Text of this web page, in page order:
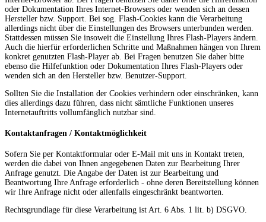
oder Dokumentation Ihres Internet-Browsers oder wenden sich an dessen
Hersteller bzw. Support. Bei sog. Flash-Cookies kann die Verarbeitung
allerdings nicht über die Einstellungen des Browsers unterbunden werden.
Stattdessen müssen Sie insoweit die Einstellung Ihres Flash-Players ändern.
Auch die hierfür erforderlichen Schritte und Maßnahmen hängen von Ihrem
konkret genutzten Flash-Player ab. Bei Fragen benutzen Sie daher bitte
ebenso die Hilfefunktion oder Dokumentation Ihres Flash-Players oder
wenden sich an den Hersteller bzw. Benutzer-Support.
Sollten Sie die Installation der Cookies verhindern oder einschränken, kann
dies allerdings dazu führen, dass nicht sämtliche Funktionen unseres
Internetauftritts vollumfänglich nutzbar sind.
Kontaktanfragen / Kontaktmöglichkeit
Sofern Sie per Kontaktformular oder E-Mail mit uns in Kontakt treten,
werden die dabei von Ihnen angegebenen Daten zur Bearbeitung Ihrer
Anfrage genutzt. Die Angabe der Daten ist zur Bearbeitung und
Beantwortung Ihre Anfrage erforderlich - ohne deren Bereitstellung können
wir Ihre Anfrage nicht oder allenfalls eingeschränkt beantworten.
Rechtsgrundlage für diese Verarbeitung ist Art. 6 Abs. 1 lit. b) DSGVO.